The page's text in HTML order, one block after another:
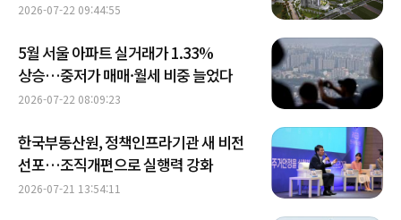
2026-07-22 09:44:55
5월 서울 아파트 실거래가 1.33%
상승…중저가 매매·월세 비중 늘었다
2026-07-22 08:09:23
한국부동산원, 정책인프라기관 새 비전
선포…조직개편으로 실행력 강화
2026-07-21 13:54:11